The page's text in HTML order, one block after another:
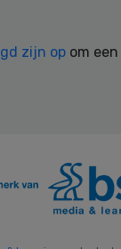
zijn op om